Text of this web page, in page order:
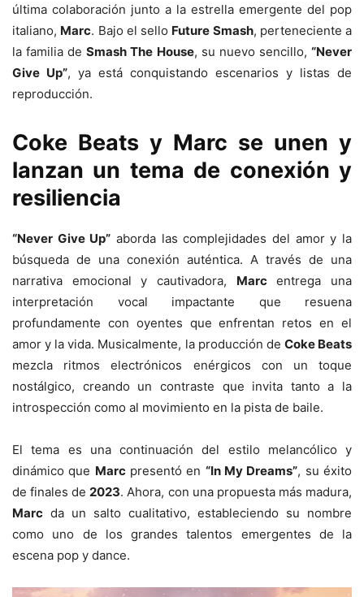
última colaboración junto a la estrella emergente del pop
italiano, Marc. Bajo el sello Future Smash, perteneciente a
la familia deSmash The House, su nuevo sencillo,“Never
Give Up”, ya está conquistando escenarios y listas de
reproducción.
Coke Beats y Marc se unen y
lanzan un tema de conexión y
resiliencia
“Never Give Up” aborda las complejidades del amor y la
búsqueda de una conexión auténtica. A través de una
narrativa emocional y cautivadora, Marcentrega una
interpretación vocal impactante que resuena
profundamente con oyentes que enfrentan retos en el
amor y la vida. Musicalmente, la producción de Coke Beats
mezcla ritmos electrónicos enérgicos con un toque
nostálgico, creando un contraste que invita tanto a la
introspección como al movimiento en la pista de baile.
El tema es una continuación del estilo melancólico y
dinámico que Marcpresentó en “In My Dreams”, su éxito
de finales de2023. Ahora, con una propuesta más madura,
Marc da un salto cualitativo, estableciendo su nombre
como uno de los grandes talentos emergentes de la
escena pop y dance.